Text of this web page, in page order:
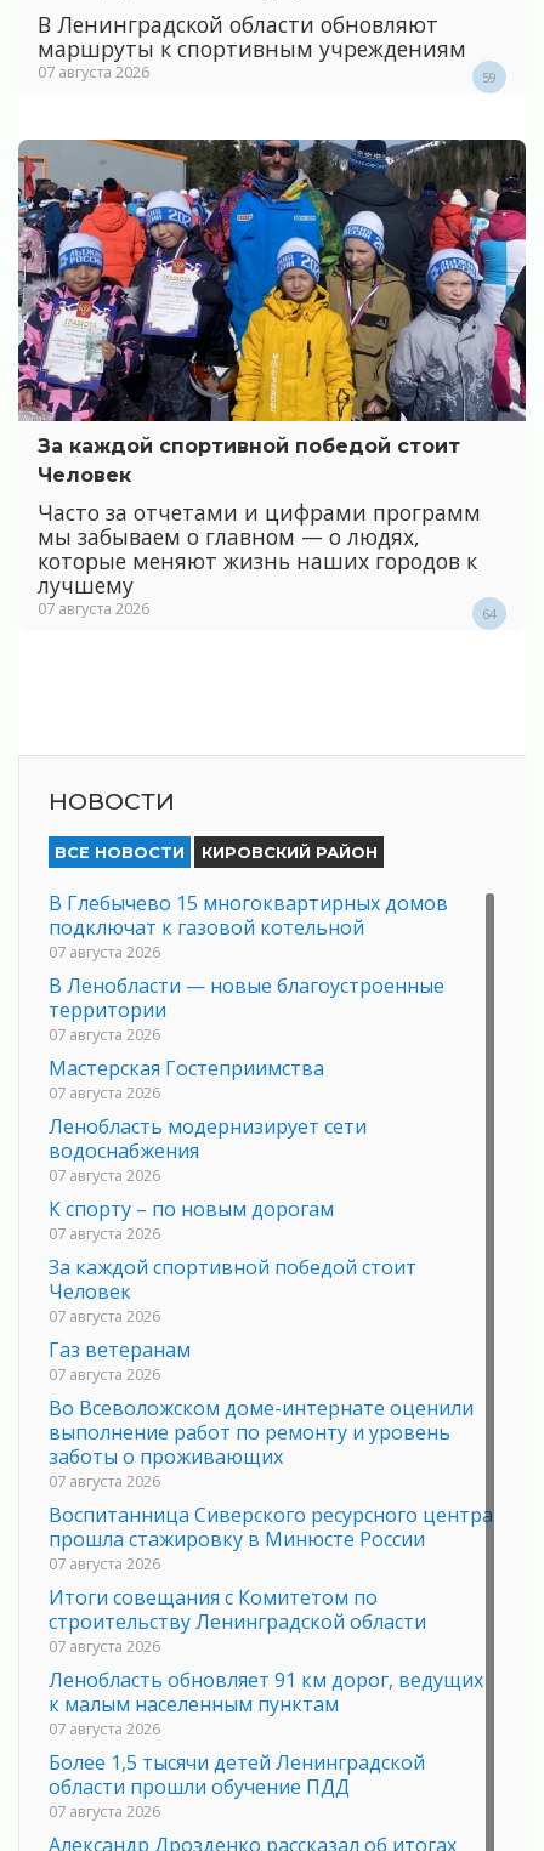
В Ленинградской области обновляют
маршруты к спортивным учреждениям
07 августа 2026 59
За каждой спортивной победой стоит
Человек
Часто за отчетами и цифрами программ
мы забываем о главном — о людях,
которые меняют жизнь наших городов к
лучшему
07 августа 2026 64
НОВОСТИ
ВСЕ НОВОСТИ КИРОВСКИЙ РАЙОН
В Глебычево 15 многоквартирных домов
подключат к газовой котельной
07 августа 2026
В Ленобласти — новые благоустроенные
территории
07 августа 2026
Мастерская Гостеприимства
07 августа 2026
Ленобласть модернизирует сети
водоснабжения
07 августа 2026
К спорту – по новым дорогам
07 августа 2026
За каждой спортивной победой стоит
Человек
07 августа 2026
Газ ветеранам
07 августа 2026
Во Всеволожском доме-интернате оценили
выполнение работ по ремонту и уровень
заботы о проживающих
07 августа 2026
Воспитанница Сиверского ресурсного центра
прошла стажировку в Минюсте России
07 августа 2026
Итоги совещания с Комитетом по
строительству Ленинградской области
07 августа 2026
Ленобласть обновляет 91 км дорог, ведущих
к малым населенным пунктам
07 августа 2026
Более 1,5 тысячи детей Ленинградской
области прошли обучение ПДД
07 августа 2026
Александр Дрозденко рассказал об итогах